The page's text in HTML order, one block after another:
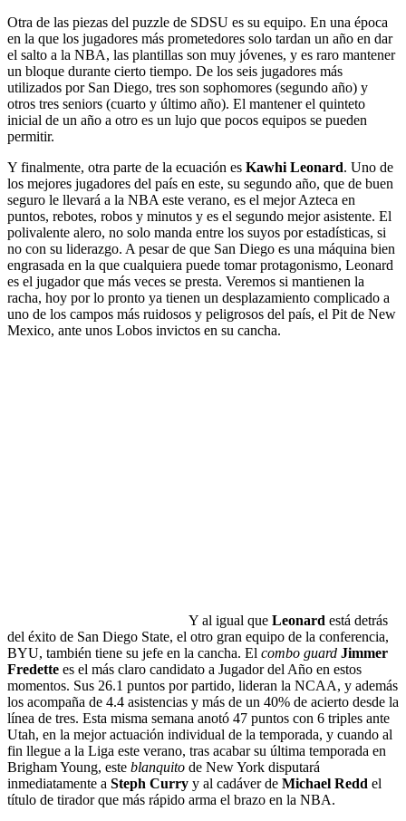
Otra de las piezas del puzzle de SDSU es su equipo. En una época
en la que los jugadores más prometedores solo tardan un año en dar
el salto a la NBA, las plantillas son muy jóvenes, y es raro mantener
un bloque durante cierto tiempo. De los seis jugadores más
utilizados por San Diego, tres son sophomores (segundo año) y
otros tres seniors (cuarto y último año). El mantener el quinteto
inicial de un año a otro es un lujo que pocos equipos se pueden
permitir.
Y finalmente, otra parte de la ecuación es Kawhi Leonard. Uno de
los mejores jugadores del país en este, su segundo año, que de buen
seguro le llevará a la NBA este verano, es el mejor Azteca en
puntos, rebotes, robos y minutos y es el segundo mejor asistente. El
polivalente alero, no solo manda entre los suyos por estadísticas, si
no con su liderazgo. A pesar de que San Diego es una máquina bien
engrasada en la que cualquiera puede tomar protagonismo, Leonard
es el jugador que más veces se presta. Veremos si mantienen la
racha, hoy por lo pronto ya tienen un desplazamiento complicado a
uno de los campos más ruidosos y peligrosos del país, el Pit de New
Mexico, ante unos Lobos invictos en su cancha.
Y al igual que Leonard está detrás
del éxito de San Diego State, el otro gran equipo de la conferencia,
BYU, también tiene su jefe en la cancha. El combo guard Jimmer
Fredette es el más claro candidato a Jugador del Año en estos
momentos. Sus 26.1 puntos por partido, lideran la NCAA, y además
los acompaña de 4.4 asistencias y más de un 40% de acierto desde la
línea de tres. Esta misma semana anotó 47 puntos con 6 triples ante
Utah, en la mejor actuación individual de la temporada, y cuando al
fin llegue a la Liga este verano, tras acabar su última temporada en
Brigham Young, este blanquito de New York disputará
inmediatamente a Steph Curry y al cadáver de Michael Redd el
título de tirador que más rápido arma el brazo en la NBA.